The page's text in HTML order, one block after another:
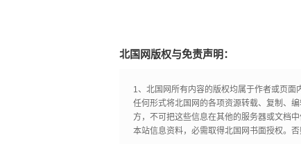
北国网版权与免责声明：
1、北国网所有内容的版权均属于作者或页
任何形式将北国网的各项资源转载、复制、
方，不可把这些信息在其他的服务器或文档
本站信息资料，必需取得北国网书面授权。否